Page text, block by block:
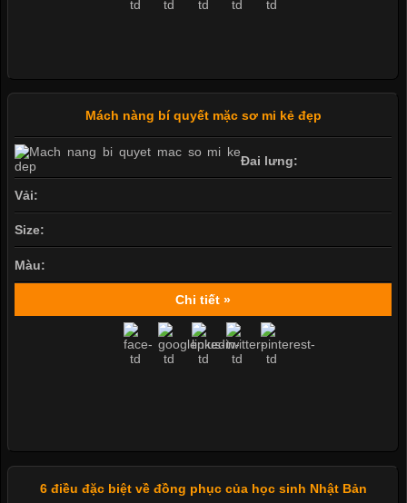
Mách nàng bí quyết mặc sơ mi kẻ đẹp
Đai lưng:
Vải:
Size:
Màu:
Chi tiết »
6 điều đặc biệt về đồng phục của học sinh Nhật Bản